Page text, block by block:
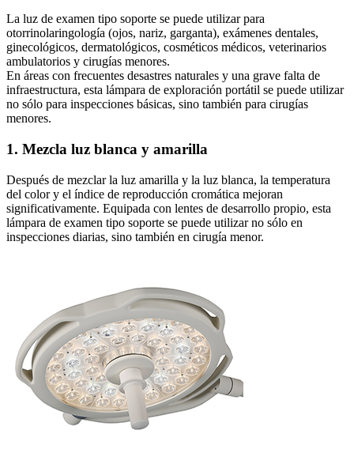
La luz de examen tipo soporte se puede utilizar para
otorrinolaringología (ojos, nariz, garganta), exámenes dentales,
ginecológicos, dermatológicos, cosméticos médicos, veterinarios
ambulatorios y cirugías menores.
En áreas con frecuentes desastres naturales y una grave falta de
infraestructura, esta lámpara de exploración portátil se puede utilizar
no sólo para inspecciones básicas, sino también para cirugías
menores.
1. Mezcla luz blanca y amarilla
Después de mezclar la luz amarilla y la luz blanca, la temperatura
del color y el índice de reproducción cromática mejoran
significativamente. Equipada con lentes de desarrollo propio, esta
lámpara de examen tipo soporte se puede utilizar no sólo en
inspecciones diarias, sino también en cirugía menor.